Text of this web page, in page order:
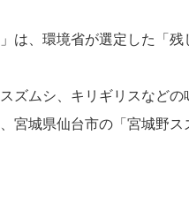
は、環境省が選定した「
ズムシ、キリギリスなど
宮城県仙台市の「宮城野